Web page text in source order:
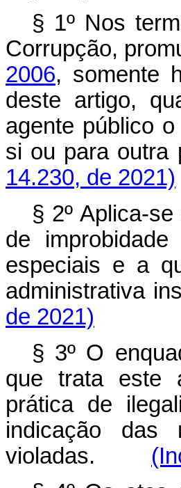
§ 1º Nos
Corrupção,
2006, somente
deste artigo,
agente público
si ou para
14.230, de 2021)
§ 2º Aplica-
de
especiais e a
administrativa
de 2021)
§ 3º O
que trata este
prática de
indicação das
violadas.